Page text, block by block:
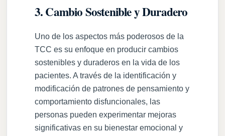
3. Cambio Sostenible y Duradero
Uno de los aspectos más poderosos de la
TCC es su enfoque en producir cambios
sostenibles y duraderos en la vida de los
pacientes. A través de la identificación y
modificación de patrones de pensamiento y
comportamiento disfuncionales, las
personas pueden experimentar mejoras
significativas en su bienestar emocional y